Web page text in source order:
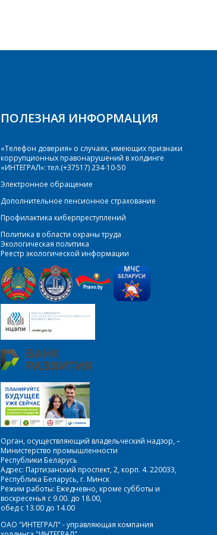
ПОЛЕЗНАЯ ИНФОРМАЦИЯ
«Телефон доверия» о случаях, имеющих признаки
коррупционных правонарушений в холдинге
«ИНТЕГРАЛ»: тел.(+37517) 234-10-50
Электронное обращение
Дополнительное пенсионное страхование
Профилактика киберпреступлений
Политика в области охраны труда
Экологическая политика
Реестр экологической информации
Орган, осуществляющий владельческий надзор, –
Министерство промышленности
Республики Беларусь
Адрес: Партизанский проспект, 2, корп. 4. 220033,
Республика Беларусь, г. Минск
Режим работы: Ежедневно, кроме субботы и
воскресенья с 9.00. до 18.00,
обед с 13.00 до 14.00
ОАО "ИНТЕГРАЛ" - управляющая компания